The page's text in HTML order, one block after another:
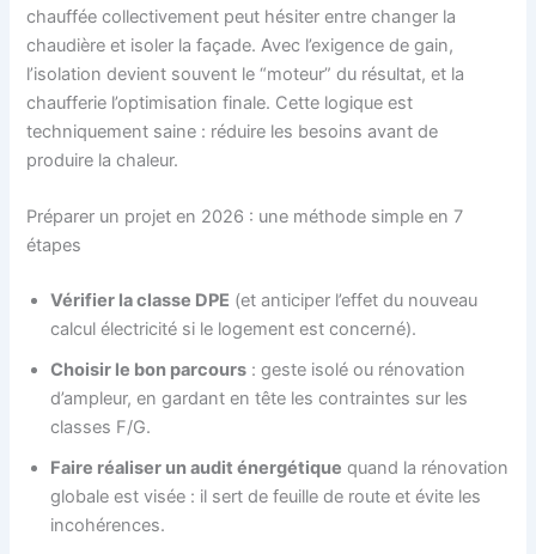
chauffée collectivement peut hésiter entre changer la
chaudière et isoler la façade. Avec l’exigence de gain,
l’isolation devient souvent le “moteur” du résultat, et la
chaufferie l’optimisation finale. Cette logique est
techniquement saine : réduire les besoins avant de
produire la chaleur.
Préparer un projet en 2026 : une méthode simple en 7
étapes
Vérifier la classe DPE (et anticiper l’effet du nouveau
calcul électricité si le logement est concerné).
Choisir le bon parcours : geste isolé ou rénovation
d’ampleur, en gardant en tête les contraintes sur les
classes F/G.
Faire réaliser un audit énergétique quand la rénovation
globale est visée : il sert de feuille de route et évite les
incohérences.